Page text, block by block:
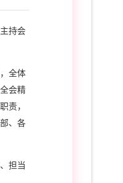
持会
全体
会精
责，
、各
担当